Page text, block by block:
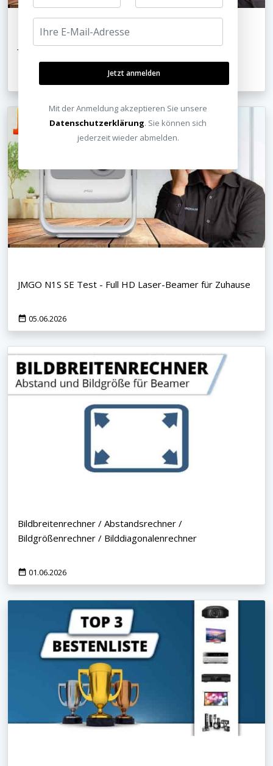
JMGO N1S Nano Test - Heimkino für jedes Zimmer?
JMGO N1S SE Test - Full HD Laser-Beamer für Zuhause
05.06.2026
Bildbreitenrechner / Abstandsrechner /
Bildgrößenrechner / Bilddiagonalenrechner
01.06.2026
Jetzt anmelden
Mit der Anmeldung akzeptieren Sie unsere
Datenschutzerklärung. Sie können sich
jederzeit wieder abmelden.